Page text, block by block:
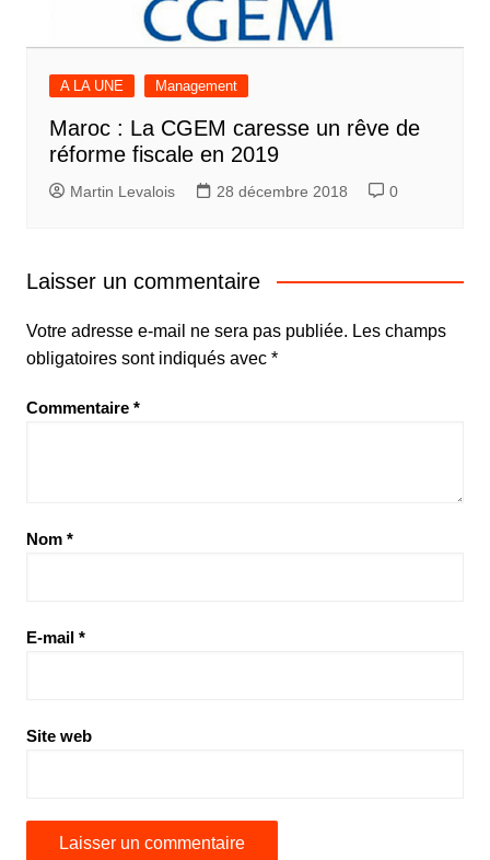
A LA UNE Management
Maroc : La CGEM caresse un rêve de
réforme fiscale en 2019
Martin Levalois 28 décembre 2018 0
Laisser un commentaire
Votre adresse e-mail ne sera pas publiée. Les champs
obligatoires sont indiqués avec *
Commentaire *
Nom *
E-mail *
Site web